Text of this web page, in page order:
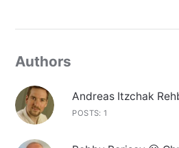
Authors
Andreas Itzchak
POSTS: 1